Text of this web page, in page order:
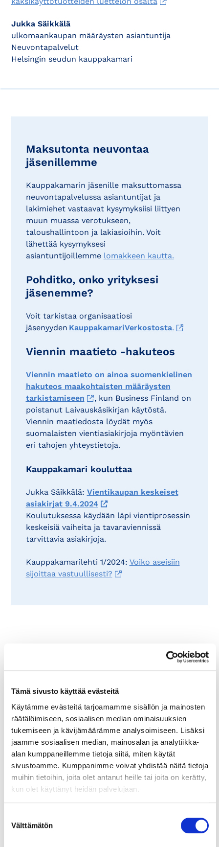
Tämä sivusto käyttää evästeitä
Käytämme evästeitä tarjoamamme sisällön ja mainosten
räätälöimiseen, sosiaalisen median ominaisuuksien
tukemiseen ja kävijämäärämme analysoimiseen. Lisäksi
jaamme sosiaalisen median, mainosalan ja analytiikka-
alan kumppaneillemme tietoja siitä, miten käytät
sivustoamme. Kumppanimme voivat yhdistää näitä tietoja
muihin tietoihin, joita olet antanut heille tai joita on kerätty,
kun olet käyttänyt heidän palvelujaan.
valinta
Välttämätön
Jukka Säikkälä
ulkomaankaupan määräysten asiantuntija
Neuvontapalvelut
Helsingin seudun kauppakamari
Maksutonta neuvontaa
jäsenillemme
Kauppakamarin jäsenille maksuttomassa
neuvontapalvelussa asiantuntijat ja
lakimiehet vastaavat kysymyksiisi liittyen
muun muassa verotukseen,
taloushallintoon ja lakiasioihin. Voit
lähettää kysymyksesi
asiantuntijoillemme lomakkeen kautta.
Pohditko, onko yrityksesi
jäsenemme?
Voit tarkistaa organisaatiosi
jäsenyyden KauppakamariVerkostosta.
Viennin maatieto -hakuteos
Viennin maatieto on ainoa suomenkielinen
hakuteos maakohtaisten määräysten
tarkistamiseen
, kun Business Finland on
poistanut Laivauskäsikirjan käytöstä.
Viennin maatiedosta löydät myös
suomalaisten vientiasiakirjoja myöntävien
eri tahojen yhteystietoja.
Kauppakamari kouluttaa
Jukka Säikkälä: Vientikaupan keskeiset
asiakirjat 9.4.2024
Koulutuksessa käydään läpi vientiprosessin
keskeisiä vaiheita ja tavaraviennissä
tarvittavia asiakirjoja.
Kauppakamarilehti 1/2024: Voiko aseisiin
sijoittaa vastuullisesti?
30.12.2025 LIIKE-ELÄMÄ
tänä vuonna